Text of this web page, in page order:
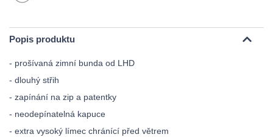
Popis produktu
- prošívaná zimní bunda od LHD
- dlouhý střih
- zapínání na zip a patentky
- neodepínatelná kapuce
- extra vysoký límec chránící před větrem